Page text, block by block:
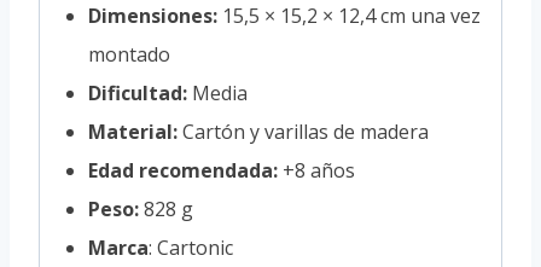
Dimensiones: 15,5 × 15,2 × 12,4 cm una vez
montado
Dificultad: Media
Material:Cartón y varillas de madera
Edad recomendada: +8 años
Peso:828 g
Marca: Cartonic